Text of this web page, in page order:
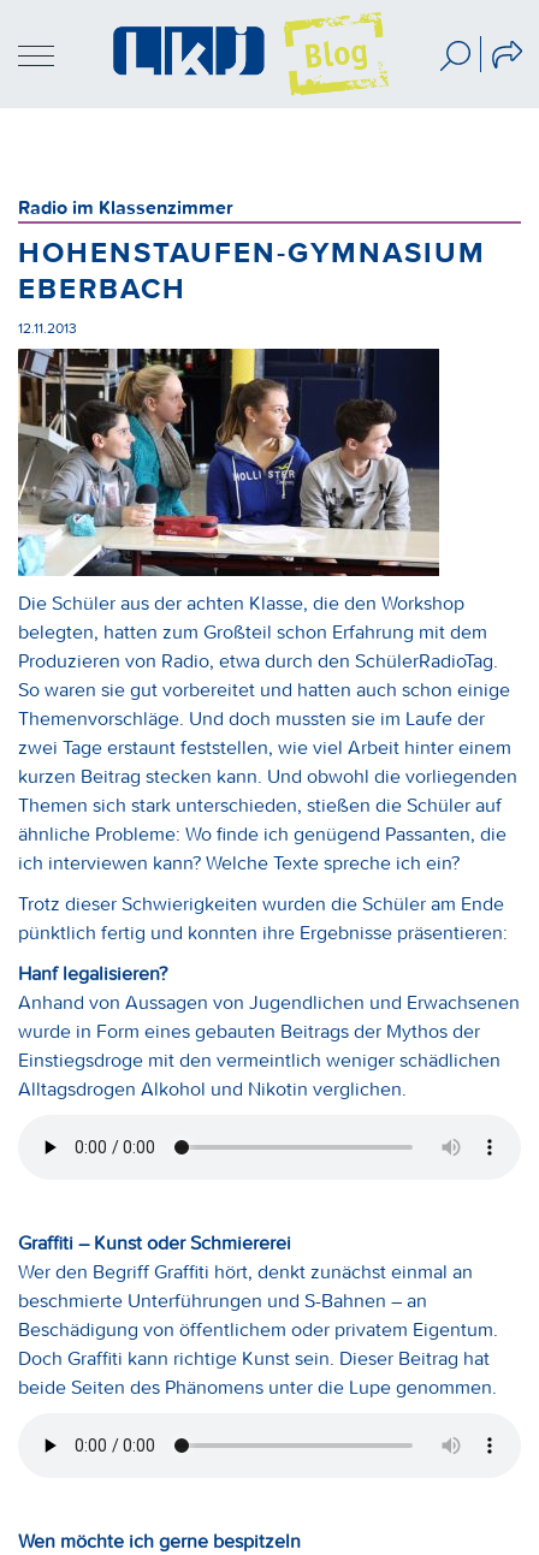
Radio im Klassenzimmer
HOHENSTAUFEN-GYMNASIUM
EBERBACH
12.11.2013
Die Schüler aus der achten Klasse, die den Workshop
belegten, hatten zum Großteil schon Erfahrung mit dem
Produzieren von Radio, etwa durch den SchülerRadioTag.
So waren sie gut vorbereitet und hatten auch schon einige
Themenvorschläge. Und doch mussten sie im Laufe der
zwei Tage erstaunt feststellen, wie viel Arbeit hinter einem
kurzen Beitrag stecken kann. Und obwohl die vorliegenden
Themen sich stark unterschieden, stießen die Schüler auf
ähnliche Probleme: Wo finde ich genügend Passanten, die
ich interviewen kann? Welche Texte spreche ich ein?
Trotz dieser Schwierigkeiten wurden die Schüler am Ende
pünktlich fertig und konnten ihre Ergebnisse präsentieren:
Hanf legalisieren?
Anhand von Aussagen von Jugendlichen und Erwachsenen
wurde in Form eines gebauten Beitrags der Mythos der
Einstiegsdroge mit den vermeintlich weniger schädlichen
Alltagsdrogen Alkohol und Nikotin verglichen.
Graffiti – Kunst oder Schmiererei
Wer den Begriff Graffiti hört, denkt zunächst einmal an
beschmierte Unterführungen und S-Bahnen – an
Beschädigung von öffentlichem oder privatem Eigentum.
Doch Graffiti kann richtige Kunst sein. Dieser Beitrag hat
beide Seiten des Phänomens unter die Lupe genommen.
Wen möchte ich gerne bespitzeln